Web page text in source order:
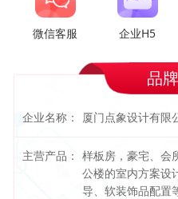
微信客服 企业H5
品
企业名称： 厦门点象设计有限
主营产品： 样板房，豪宅、会
公楼的室内方案设
导、软装饰品配置